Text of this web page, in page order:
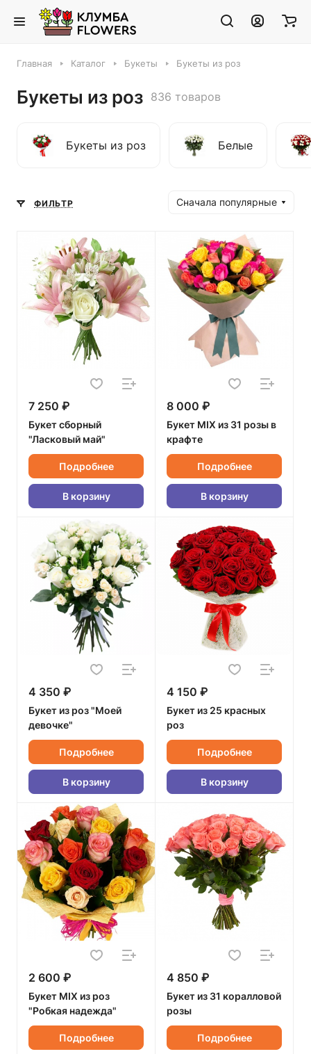
Главная Каталог Букеты Букеты из роз
Букеты из роз 836 товаров
Букеты из роз Белые
ФИЛЬТР Сначала популярные
7 250 ₽
Букет сборный
"Ласковый май"
Подробнее
В корзину
8 000 ₽
Букет MIX из 31 розы в
крафте
Подробнее
В корзину
4 350 ₽
Букет из роз "Моей
девочке"
Подробнее
В корзину
4 150 ₽
Букет из 25 красных
роз
Подробнее
В корзину
2 600 ₽
Букет MIX из роз
"Робкая надежда"
Подробнее
4 850 ₽
Букет из 31 коралловой
розы
Подробнее